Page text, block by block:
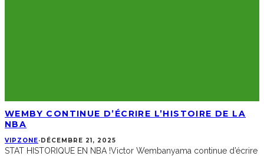
WEMBY CONTINUE D’ÉCRIRE L’HISTOIRE DE LA
NBA
VIPZONE·DÉCEMBRE 21, 2025
STAT HISTORIQUE EN NBA !Victor Wembanyama continue d’écrire